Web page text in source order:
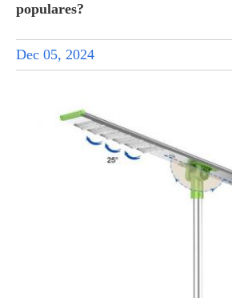
populares?
Dec 05, 2024